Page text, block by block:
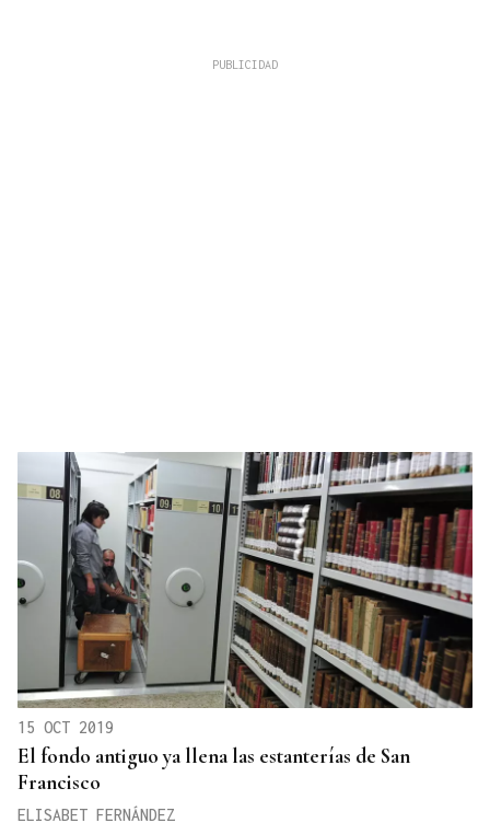
15 OCT 2019
El fondo antiguo ya llena las estanterías de San
Francisco
ELISABET FERNÁNDEZ